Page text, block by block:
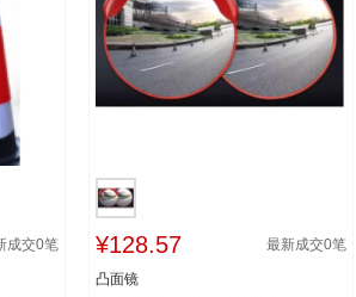
成交0笔 ¥128.57 最新成交0笔
凸面镜